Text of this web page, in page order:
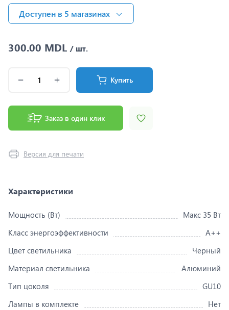
Доступен в 5 магазинах
300.00 MDL / шт.
Купить
Заказ в один клик
Версия для печати
Характеристики
Мощность (Вт)
Макс 35 Вт
Класс энергоэффективности
A++
Цвет светильника
Черный
Материал светильника
Алюминий
Тип цоколя
GU10
Лампы в комплекте
Нет